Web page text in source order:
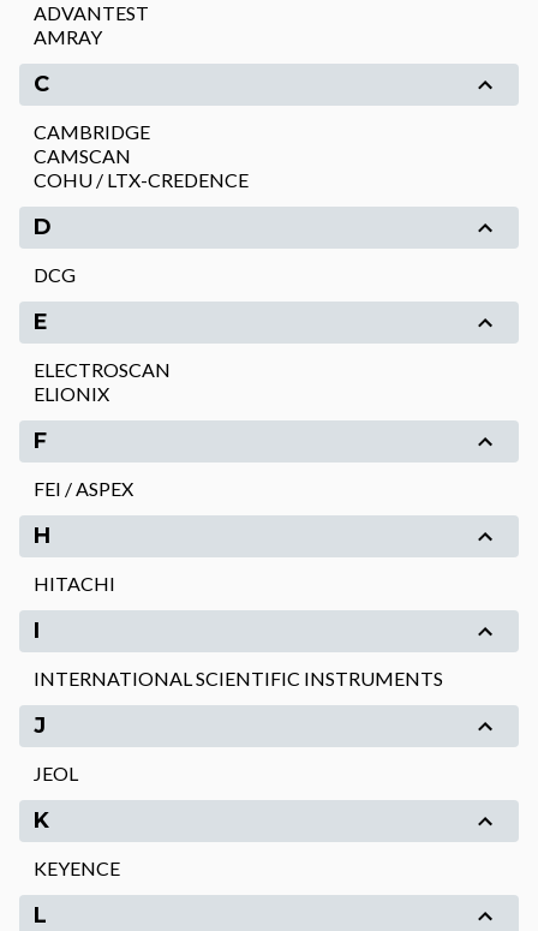
ADVANTEST
AMRAY
C
CAMBRIDGE
CAMSCAN
COHU / LTX-CREDENCE
D
DCG
E
ELECTROSCAN
ELIONIX
F
FEI / ASPEX
H
HITACHI
I
INTERNATIONAL SCIENTIFIC INSTRUMENTS
J
JEOL
K
KEYENCE
L